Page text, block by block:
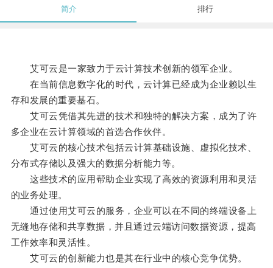
简介 排行
艾可云是一家致力于云计算技术创新的领军企业。
在当前信息数字化的时代，云计算已经成为企业赖以生
存和发展的重要基石。
艾可云凭借其先进的技术和独特的解决方案，成为了许
多企业在云计算领域的首选合作伙伴。
艾可云的核心技术包括云计算基础设施、虚拟化技术、
分布式存储以及强大的数据分析能力等。
这些技术的应用帮助企业实现了高效的资源利用和灵活
的业务处理。
通过使用艾可云的服务，企业可以在不同的终端设备上
无缝地存储和共享数据，并且通过云端访问数据资源，提高
工作效率和灵活性。
艾可云的创新能力也是其在行业中的核心竞争优势。